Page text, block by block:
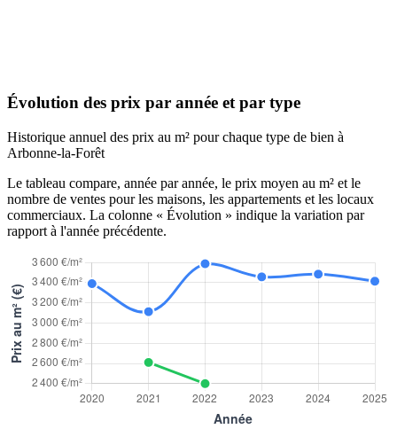
Évolution des prix par année et par type
Historique annuel des prix au m² pour chaque type de bien à
Arbonne-la-Forêt
Le tableau compare, année par année, le prix moyen au m² et le
nombre de ventes pour les maisons, les appartements et les locaux
commerciaux. La colonne « Évolution » indique la variation par
rapport à l'année précédente.